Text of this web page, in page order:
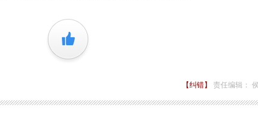
+1
【纠错】 责任编辑：